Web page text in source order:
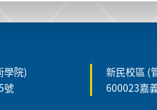
學院)
號
新民校區 (
600023嘉